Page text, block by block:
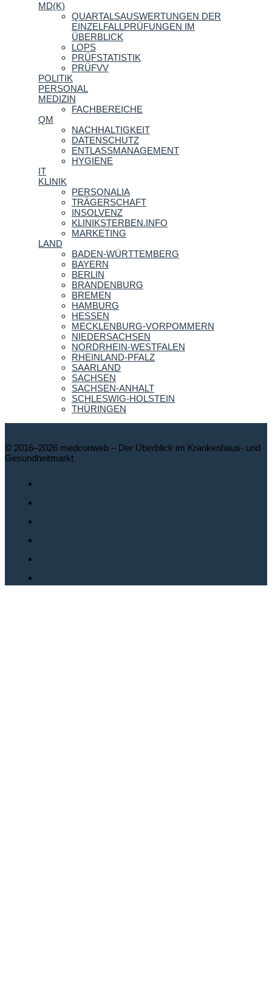
MD(K)
QUARTALSAUSWERTUNGEN DER
EINZELFALLPRÜFUNGEN IM
ÜBERBLICK
LOPS
PRÜFSTATISTIK
PRÜFVV
POLITIK
PERSONAL
MEDIZIN
FACHBEREICHE
QM
NACHHALTIGKEIT
DATENSCHUTZ
ENTLASSMANAGEMENT
HYGIENE
IT
KLINIK
PERSONALIA
TRÄGERSCHAFT
INSOLVENZ
KLINIKSTERBEN.INFO
MARKETING
LAND
BADEN-WÜRTTEMBERG
BAYERN
BERLIN
BRANDENBURG
BREMEN
HAMBURG
HESSEN
MECKLENBURG-VORPOMMERN
NIEDERSACHSEN
NORDRHEIN-WESTFALEN
RHEINLAND-PFALZ
SAARLAND
SACHSEN
SACHSEN-ANHALT
SCHLESWIG-HOLSTEIN
THÜRINGEN
© 2016–2026 medconweb – Der Überblick im Krankenhaus- und
Gesundheitmarkt